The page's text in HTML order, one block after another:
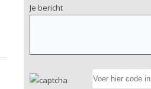
Je bericht